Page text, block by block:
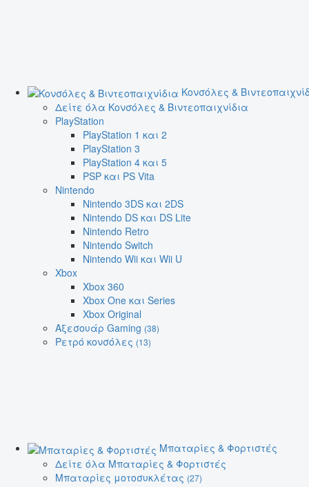
Κονσόλες &
Δείτε όλα Κονσόλες & Βιντεοπαιχνίδια
PlayStation
PlayStation 1 και 2
PlayStation 3
PlayStation 4 και 5
PSP και PS Vita
Nintendo
Nintendo 3DS και 2DS
Nintendo DS και DS Lite
Nintendo Retro
Nintendo Switch
Nintendo Wii και Wii U
Xbox
Xbox 360
Xbox One και Series
Xbox Original
Αξεσουάρ Gaming (38)
Ρετρό κονσόλες (13)
Μπαταρίες & Φορτιστές
Δείτε όλα Μπαταρίες & Φορτιστές
Μπαταρίες μοτοσυκλέτας (27)